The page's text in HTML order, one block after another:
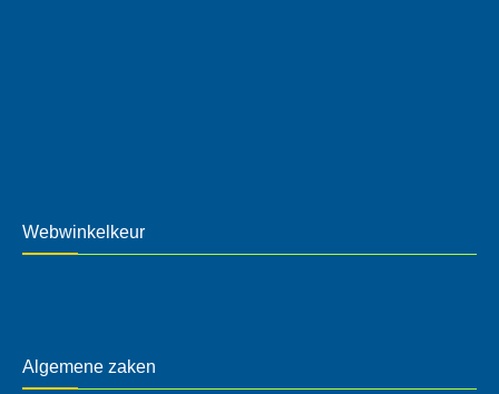
Webwinkelkeur
Algemene zaken